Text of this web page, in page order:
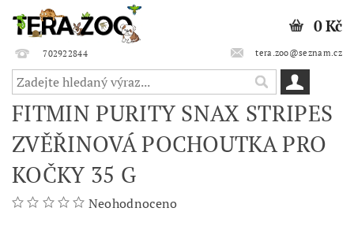
702922844 tera.zoo@seznam.cz
0 Kč
FITMIN PURITY SNAX STRIPES
ZVĚŘINOVÁ POCHOUTKA PRO
KOČKY 35 G
Neohodnoceno